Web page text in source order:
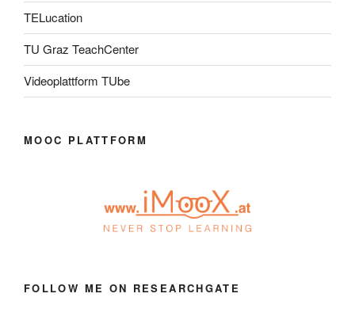
TELucation
TU Graz TeachCenter
Videoplattform TUbe
MOOC PLATTFORM
FOLLOW ME ON RESEARCHGATE